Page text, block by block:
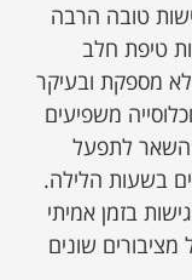
טובה הרבה
טיפת חלב
לא מספקת ובעיקר
משפיעים
השאר לתפעל
בשעות הלילה.
בזמן אמיתי
מציבורים שונים